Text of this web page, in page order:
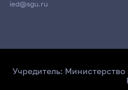
ied@sgu.ru
Учредитель: Министерство